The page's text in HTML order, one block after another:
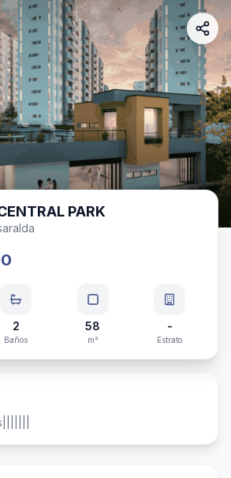
PARK
2
Baños
58
m²
-
Estrato